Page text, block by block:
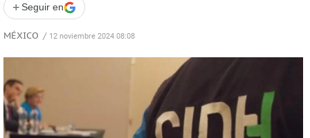
+ Seguir en
MÉXICO / 12 noviembre 2024 08:08